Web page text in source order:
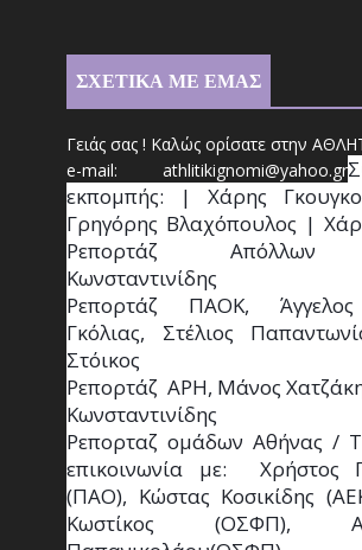
ΣΧΕΤΙΚΑ ΜΕ ΕΜΑΣ
Γειάς σας ! Καλώς ορίσατε στην
e-mail: athlitikignomi@yahoo.gr
εκπομπής: | Χάρης
Γρηγόρης Βλαχόπουλος |
Ρεπορτάζ Απόλλων
Κωνσταντινίδης
Ρεπορτάζ ΠΑΟΚ,
Γκόλιας, Στέλιος
Στόικος
Ρεπορτάζ  ΑΡΗ, Μάνος
Κωνσταντινίδης
Ρεπορταζ ομάδων Αθήνας /
επικοινωνία με:  Χρήστος
(ΠΑΟ), Κώστας Κοσικίδης
Κωστίκος (ΟΣΦΠ),